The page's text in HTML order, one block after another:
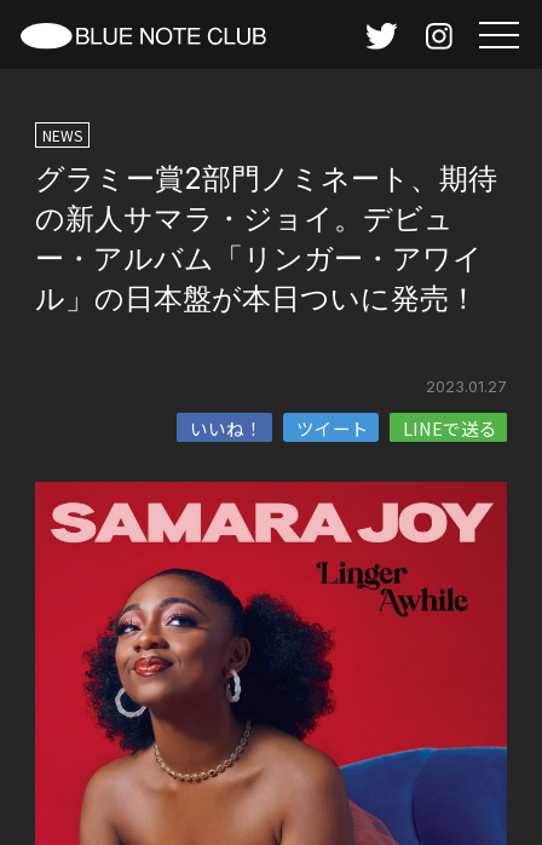
NEWS
グラミー賞2部門ノミネート、期待
の新人サマラ・ジョイ。デビュ
ー・アルバム「リンガー・アワイ
ル」の日本盤が本日ついに発売！
2023.01.27
いいね！ ツイート LINEで送る